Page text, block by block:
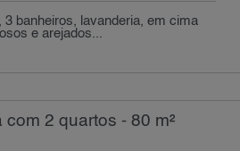
3 banheiros, lavanderia, em cima
e arejados...
2 quartos - 80 m²